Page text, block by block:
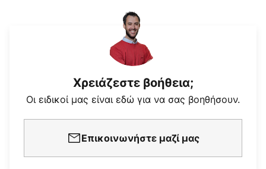
Χρειάζεστε βοήθεια;
Οι ειδικοί μας είναι εδώ για να σας βοηθήσουν.
Επικοινωνήστε μαζί μας